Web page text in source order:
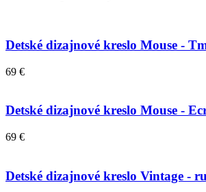
Detské dizajnové kreslo Mouse -
69 €
Detské dizajnové kreslo Mouse -
69 €
Detské dizajnové kreslo Vintage -